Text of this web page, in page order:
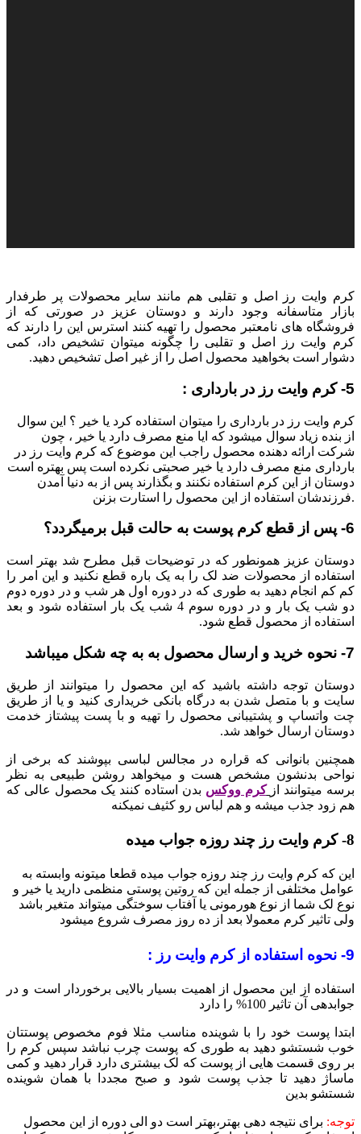
کرم وایت رز اصل و تقلبی هم مانند سایر محصولات پر طرفدار
بازار متاسفانه وجود دارند و دوستان عزیز در صورتی که از
فروشگاه های نامعتبر محصول را تهیه کنند استرس این را دارند که
کرم وایت رز اصل و تقلبی را چگونه میتوان تشخیص داد، کمی
دشوار است بخواهید محصول اصل را از غیر اصل تشخیص دهید.
5- کرم وایت رز در بارداری :
کرم وایت رز در بارداری را میتوان استفاده کرد یا خیر ؟ این سوال
از بنده زیاد سوال میشود که ایا منع مصرف دارد یا خیر ، چون
شرکت ارائه دهنده محصول راجب این موضوع که کرم وایت رز در
بارداری منع مصرف دارد یا خیر صحبتی نکرده است پس بهتره است
دوستان از این کرم استفاده نکنند و بگذارند پس از به دنیا آمدن
فرزندشان استفاده از این محصول را استارت بزنن.
6- پس از قطع کرم پوست به حالت قبل برمیگردد؟
دوستان عزیز همونطور که در توضیحات قبل مطرح شد بهتر است
استفاده از محصولات ضد لک را به یک باره قطع نکنید و این امر را
کم کم انجام دهید به طوری که در دوره اول هر شب و در دوره دوم
دو شب یک بار و در دوره سوم 4 شب یک بار استفاده شود و بعد
استفاده از محصول قطع شود.
7- نحوه خرید و ارسال محصول به به چه شکل میباشد
دوستان توجه داشته باشید که این محصول را میتوانند از طریق
سایت و با متصل شدن به درگاه بانکی خریداری کنید و یا از طریق
چت واتساپ و پشتیبانی محصول را تهیه و با پست پیشتاز خدمت
دوستان ارسال خواهد شد.
همچنین بانوانی که قراره در مجالس لباسی بپوشند که برخی از
نواحی بدنشون مشخص هست و میخواهد روشن طبیعی به نظر
برسه میتوانند از کرم ووکس بدن استاده کنند یک محصول عالی که
هم زود جذب میشه و هم لباس رو کثیف نمیکنه
8- کرم وایت رز چند روزه جواب میده
این که کرم وایت رز چند روزه جواب میده قطعا میتونه وابسته به
عوامل مختلفی از جمله این که روتین پوستی منظمی دارید یا خیر و
نوع لک شما از نوع هورمونی یا آفتاب سوختگی میتواند متغیر باشد
ولی تاثیر کرم معمولا بعد از ده روز مصرف شروع میشود
9- نحوه استفاده از کرم وایت رز :
استفاده از این محصول از اهمیت بسیار بالایی برخوردار است و در
جوابدهی آن تاثیر 100% را دارد
ابتدا پوست خود را با شوینده مناسب مثلا فوم مخصوص پوستتان
خوب شستشو دهید به طوری که پوست چرب نباشد سپس کرم را
بر روی قسمت هایی از پوست که لک بیشتری دارد قرار دهید و کمی
ماساژ دهید تا جذب پوست شود و صبح مجددا با همان شوینده
شستشو بدین
توجه: برای نتیجه دهی بهتر،بهتر است دو الی دوره از این محصول